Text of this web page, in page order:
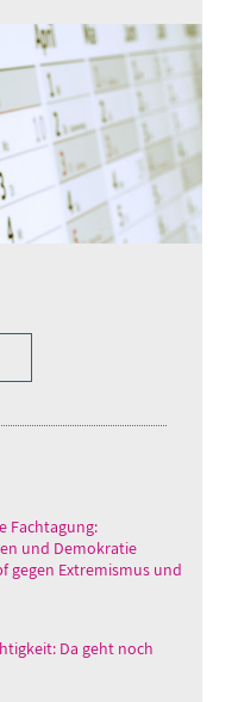
Fachtagung:
und Demokratie
gegen Extremismus und
Da geht noch